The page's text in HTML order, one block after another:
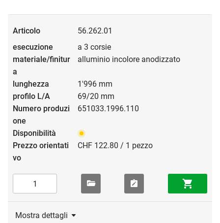
56.262.01
a 3 corsie
alluminio incolore anodizzato
1'996 mm
69/20 mm
651033.1996.110
CHF 122.80 / 1 pezzo
Mostra dettagli